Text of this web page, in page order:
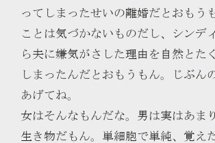
ってしまったせいの離婚だとおもう
ことは気づかないものだし、シンデ
ら夫に嫌気がさした理由を自然とた
しまったんだとおもうもん。じぶん
あげてね。
女はそんなもんだな。男は実はあま
生き物だもん。単細胞で単純、覚え